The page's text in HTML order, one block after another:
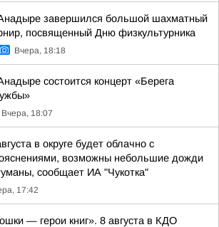
завершился большой шахматный
посвященный Дню физкультурника
Вчера, 18:18
состоится концерт «Берега
Вчера, 18:07
в округе будет облачно с
возможны небольшие дожди
сообщает ИА "Чукотка"
17:42
— герои книг». 8 августа в КДО